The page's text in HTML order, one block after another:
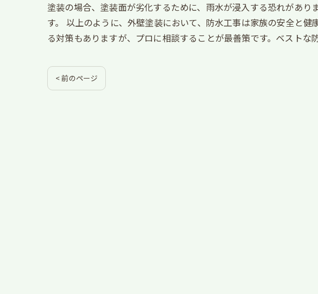
塗装の場合、塗装面が劣化するために、雨水が浸入する恐れがあ
す。 以上のように、外壁塗装において、防水工事は家族の安全と
る対策もありますが、プロに相談することが最善策です。ベストな
< 前のページ